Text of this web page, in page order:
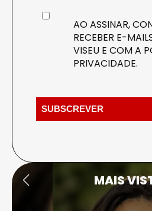
AO ASSINAR,
RECEBER E-
VISEU E COM A
PRIVACIDADE.
MAIS